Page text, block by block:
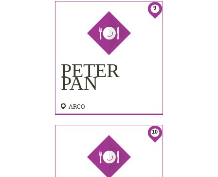
9
PETER
PAN
ARCO
10